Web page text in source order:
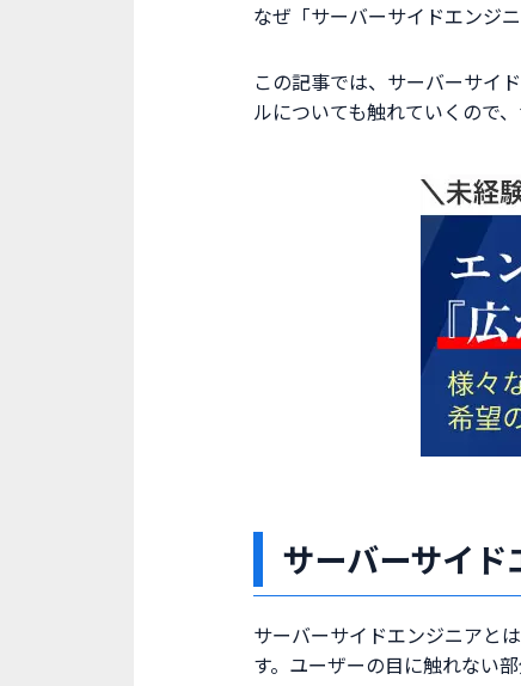
なぜ「サーバーサイドエンジ
この記事では、サーバーサイ
ルについても触れていくので
サーバーサイ
サーバーサイドエンジニアと
す。ユーザーの目に触れない